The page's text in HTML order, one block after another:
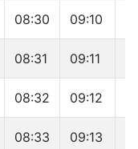
08:30 09:10
08:31 09:11
08:32 09:12
08:33 09:13